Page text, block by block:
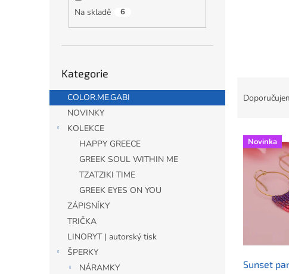
Na skladě 6
kategorie
Kategorie
COLOR.ME.GABI
NOVINKY
KOLEKCE
HAPPY GREECE
GREEK SOUL WITHIN ME
TZATZIKI TIME
GREEK EYES ON YOU
ZÁPISNÍKY
TRIČKA
LINORYT | autorský tisk
ŠPERKY
NÁRAMKY
nV
p
Novinka
Sunset